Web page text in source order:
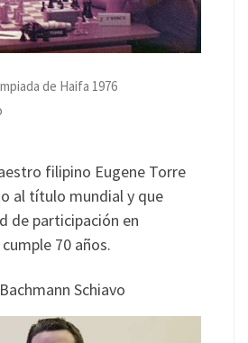
de Haifa 1976
filipino Eugene Torre
al título mundial y que
de participación en
70 años.
Schiavo